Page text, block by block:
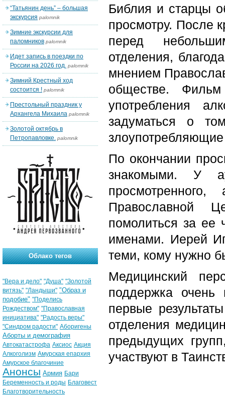
Библия и старцы
просмотру. После
перед
отделения,
мнением
обществе.
употребления
задуматься о
По окончании
знакомыми. У
Православной
помолиться за ее
именами. Иерей
теми, кому нужно
Медицинский
поддержка
первые
отделения
предыдущих
участвуют в
“Татьянин день” – большая
экскурсия palomnik
Зимние экскурсии для
паломников palomnik
Идет запись в поездки по
России на 2026 год. palomnik
Зимний Крестный ход
состоится ! palomnik
Престольный праздник у
Архангела Михаила palomnik
Золотой октябрь в
Петропавловке. palomnik
Облако тегов
"Вера и дело" "Душа" "Золотой
витязь" "Ландыши" "Образ и
подобие" "Поделись
Рождеством" "Православная
инициатива" "Радость веры"
"Синдром радости" Аборигены
Аборты и демография
Автокатастрофа Аксиос Акция
Алкоголизм Амурская епархия
Амурское благочиние
Анонсы Армия Бари
Беременность и роды Благовест
Благотворительность